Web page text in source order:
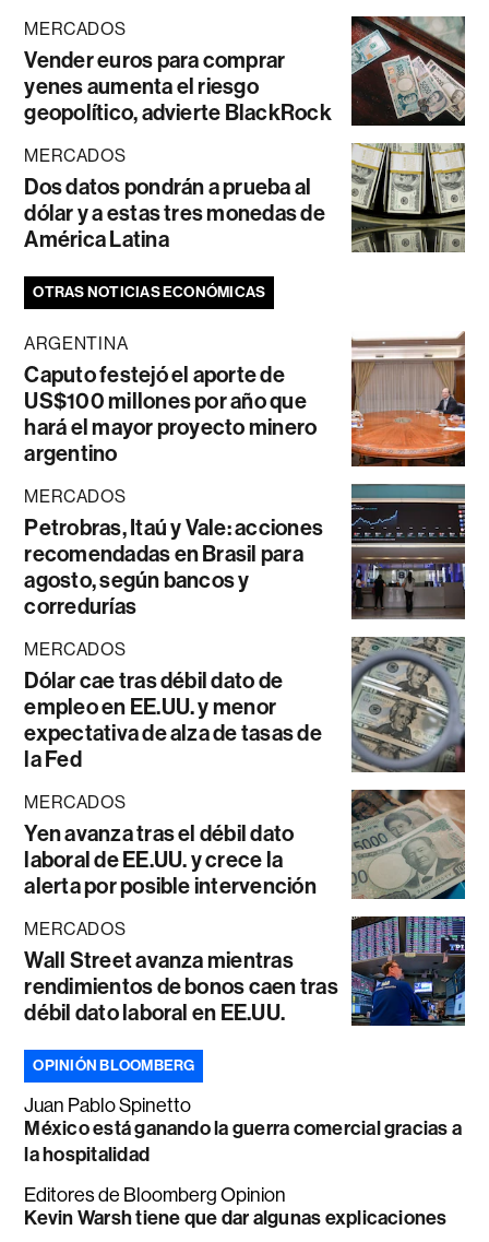
MERCADOS
Vender euros para comprar
yenes aumenta el riesgo
geopolítico, advierte BlackRock
MERCADOS
Dos datos pondrán a prueba al
dólar y a estas tres monedas de
América Latina
OTRAS NOTICIAS ECONÓMICAS
ARGENTINA
Caputo festejó el aporte de
US$100 millones por año que
hará el mayor proyecto minero
argentino
MERCADOS
Petrobras, Itaú y Vale: acciones
recomendadas en Brasil para
agosto, según bancos y
corredurías
MERCADOS
Dólar cae tras débil dato de
empleo en EE.UU. y menor
expectativa de alza de tasas de
la Fed
MERCADOS
Yen avanza tras el débil dato
laboral de EE.UU. y crece la
alerta por posible intervención
MERCADOS
Wall Street avanza mientras
rendimientos de bonos caen tras
débil dato laboral en EE.UU.
OPINIÓN BLOOMBERG
Juan Pablo Spinetto
México está ganando la guerra comercial gracias a
la hospitalidad
Editores de Bloomberg Opinion
Kevin Warsh tiene que dar algunas explicaciones